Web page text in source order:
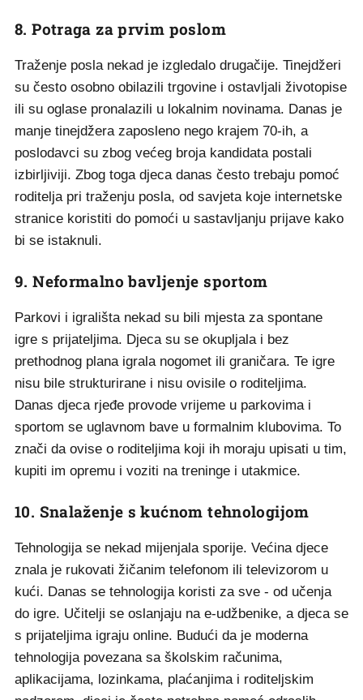
8. Potraga za prvim poslom
Traženje posla nekad je izgledalo drugačije. Tinejdžeri
su često osobno obilazili trgovine i ostavljali životopise
ili su oglase pronalazili u lokalnim novinama. Danas je
manje tinejdžera zaposleno nego krajem 70-ih, a
poslodavci su zbog većeg broja kandidata postali
izbirljiviji. Zbog toga djeca danas često trebaju pomoć
roditelja pri traženju posla, od savjeta koje internetske
stranice koristiti do pomoći u sastavljanju prijave kako
bi se istaknuli.
9. Neformalno bavljenje sportom
Parkovi i igrališta nekad su bili mjesta za spontane
igre s prijateljima. Djeca su se okupljala i bez
prethodnog plana igrala nogomet ili graničara. Te igre
nisu bile strukturirane i nisu ovisile o roditeljima.
Danas djeca rjeđe provode vrijeme u parkovima i
sportom se uglavnom bave u formalnim klubovima. To
znači da ovise o roditeljima koji ih moraju upisati u tim,
kupiti im opremu i voziti na treninge i utakmice.
10. Snalaženje s kućnom tehnologijom
Tehnologija se nekad mijenjala sporije. Većina djece
znala je rukovati žičanim telefonom ili televizorom u
kući. Danas se tehnologija koristi za sve - od učenja
do igre. Učitelji se oslanjaju na e-udžbenike, a djeca se
s prijateljima igraju online. Budući da je moderna
tehnologija povezana sa školskim računima,
aplikacijama, lozinkama, plaćanjima i roditeljskim